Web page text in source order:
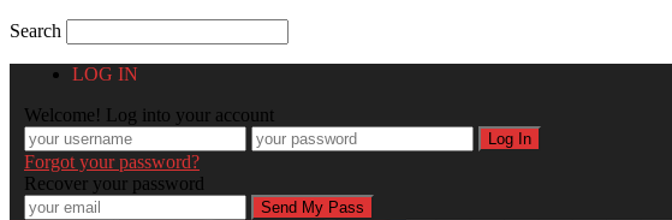
Search
LOG IN
Welcome! Log into your account
Forgot your password?
Recover your password